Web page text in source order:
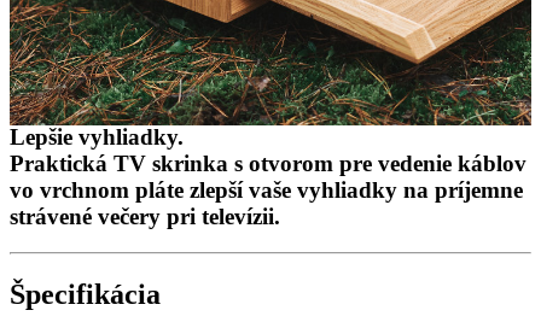
Lepšie vyhliadky.
Praktická TV skrinka s otvorom pre vedenie káblov
vo vrchnom pláte zlepší vaše vyhliadky na príjemne
strávené večery pri televízii.
Špecifikácia